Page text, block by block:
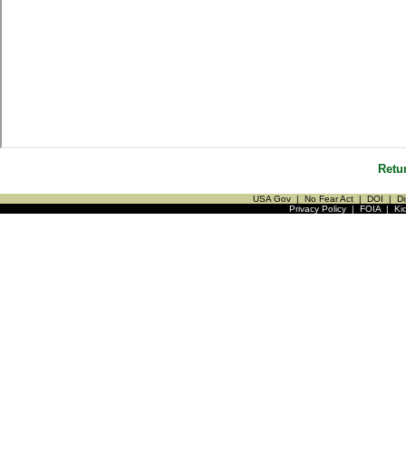
USA Gov | No Fear Act | DOI |
Privacy Policy| FOIA|